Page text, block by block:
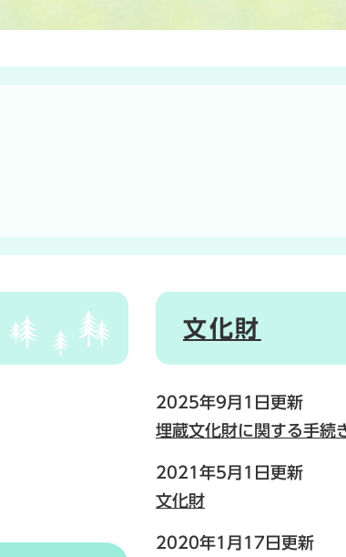
文化財
2025年9月1日更新
埋蔵文化財に関する手続
2021年5月1日更新
文化財
2020年1月17日更新